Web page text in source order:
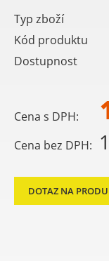
Typ zboží
Kód produktu
Dostupnost
Cena s DPH:
Cena bez DPH:
DOTAZ NA